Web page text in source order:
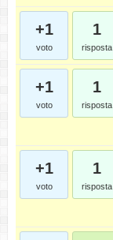
+1
voto
1
risposta
+1
voto
1
risposta
+1
voto
1
risposta